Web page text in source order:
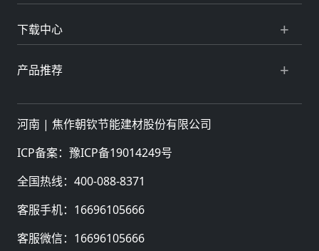
下载中心
产品推荐
河南 | 焦作朝钦节能建材股份有限公司
ICP备案： 豫ICP备19014249号
全国热线： 400-088-8371
客服手机： 16696105666
客服微信： 16696105666